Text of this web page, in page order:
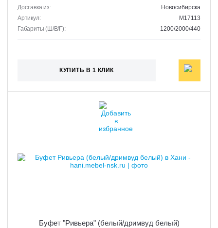
Доставка из:
Новосибирска
Артикул:
M17113
Габариты (Ш/В/Г):
1200/2000/440
КУПИТЬ В 1 КЛИК
Буфет "Ривьера" (белый/дримвуд белый)